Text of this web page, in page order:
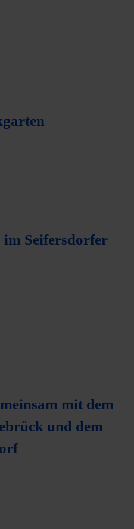
im Seifersdorfer
mit dem
und dem